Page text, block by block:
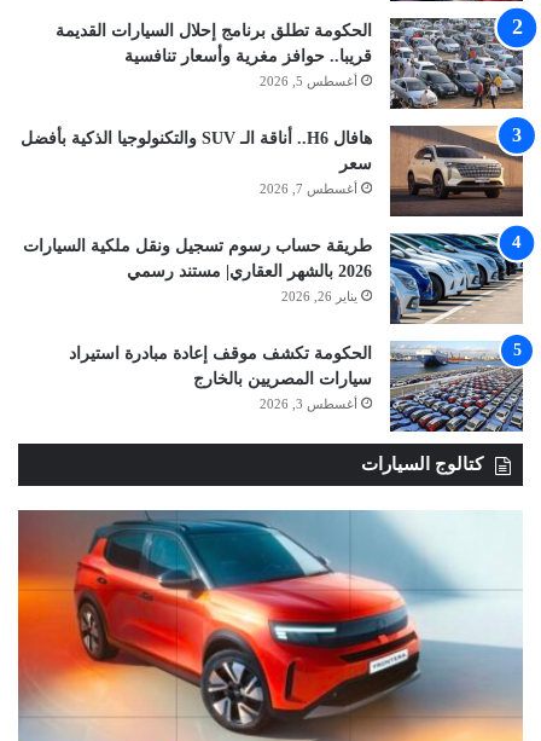
الحكومة تطلق برنامج إحلال السيارات القديمة
قريبا.. حوافز مغرية وأسعار تنافسية
أغسطس 5, 2026
هافال H6.. أناقة الـ SUV والتكنولوجيا الذكية بأفضل
سعر
أغسطس 7, 2026
طريقة حساب رسوم تسجيل ونقل ملكية السيارات
2026 بالشهر العقاري| مستند رسمي
يناير 26, 2026
الحكومة تكشف موقف إعادة مبادرة استيراد
سيارات المصريين بالخارج
أغسطس 3, 2026
كتالوج السيارات